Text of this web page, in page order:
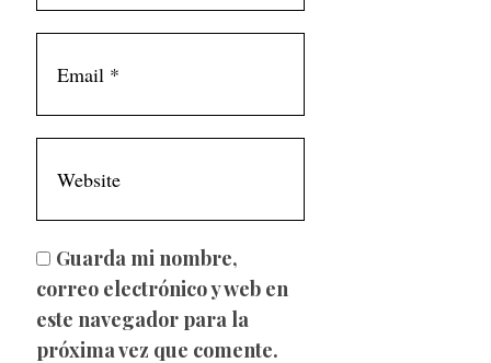
Guarda mi nombre,
correo electrónico y web en
este navegador para la
próxima vez que comente.